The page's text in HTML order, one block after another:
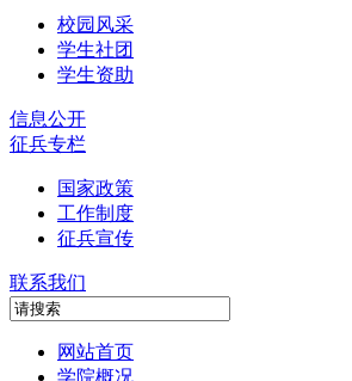
校园风采
学生社团
学生资助
信息公开
征兵专栏
国家政策
工作制度
征兵宣传
联系我们
网站首页
学院概况